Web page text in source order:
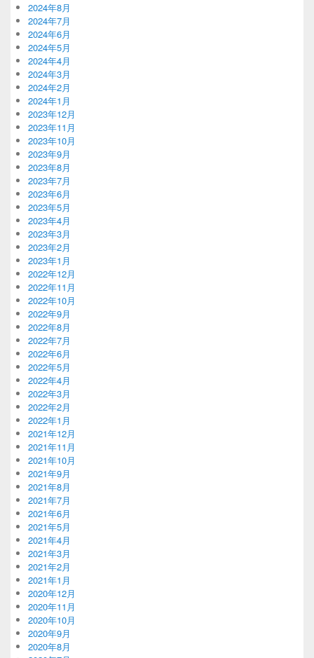
2024年8月
2024年7月
2024年6月
2024年5月
2024年4月
2024年3月
2024年2月
2024年1月
2023年12月
2023年11月
2023年10月
2023年9月
2023年8月
2023年7月
2023年6月
2023年5月
2023年4月
2023年3月
2023年2月
2023年1月
2022年12月
2022年11月
2022年10月
2022年9月
2022年8月
2022年7月
2022年6月
2022年5月
2022年4月
2022年3月
2022年2月
2022年1月
2021年12月
2021年11月
2021年10月
2021年9月
2021年8月
2021年7月
2021年6月
2021年5月
2021年4月
2021年3月
2021年2月
2021年1月
2020年12月
2020年11月
2020年10月
2020年9月
2020年8月